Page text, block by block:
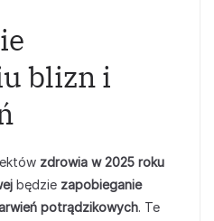
blizn i
zdrowia w 2025 roku
będzie zapobieganie
potrądzikowych. Te